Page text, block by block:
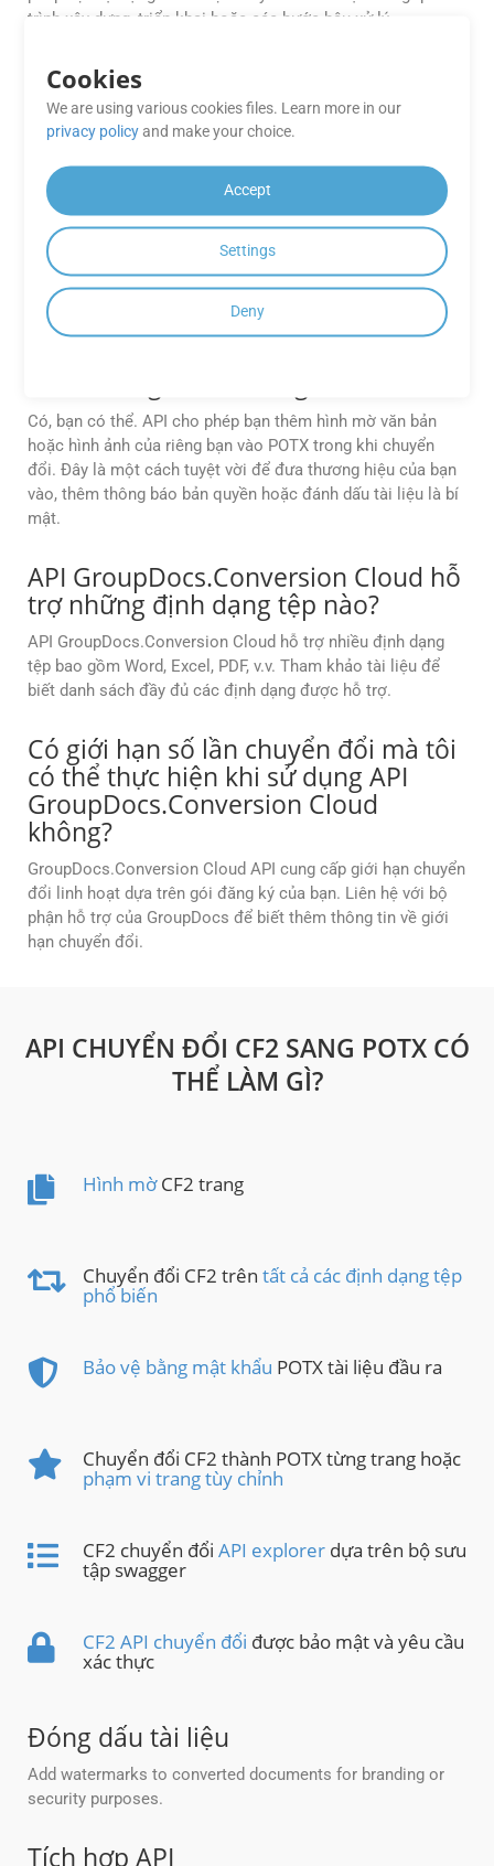
trình xây dựng, triển khai hoặc các bước hậu xử lý.
Tôi có thể tùy chỉnh định dạng đầu
ra (ví dụ: điều chỉnh chất lượng hình
ảnh, nén PDF hoặc phạm vi trang)
không?
Có, API cung cấp các tùy chọn tùy chỉnh nâng cao, chẳng
hạn như thiết lập chất lượng hình ảnh cho PDF, chỉ định
phạm vi trang để chuyển đổi và điều chỉnh mức độ nén.
Tham khảo tài liệu để biết chi tiết.
Tôi có thể thêm hình mờ của riêng
Có, bạn có thể. API cho phép bạn thêm hình mờ văn bản
hoặc hình ảnh của riêng bạn vào POTX trong khi chuyển
đổi. Đây là một cách tuyệt vời để đưa thương hiệu của bạn
vào, thêm thông báo bản quyền hoặc đánh dấu tài liệu là bí
mật.
API GroupDocs.Conversion Cloud hỗ
trợ những định dạng tệp nào?
API GroupDocs.Conversion Cloud hỗ trợ nhiều định dạng
tệp bao gồm Word, Excel, PDF, v.v. Tham khảo tài liệu để
biết danh sách đầy đủ các định dạng được hỗ trợ.
Có giới hạn số lần chuyển đổi mà tôi
có thể thực hiện khi sử dụng API
GroupDocs.Conversion Cloud
không?
GroupDocs.Conversion Cloud API cung cấp giới hạn chuyển
đổi linh hoạt dựa trên gói đăng ký của bạn. Liên hệ với bộ
phận hỗ trợ của GroupDocs để biết thêm thông tin về giới
hạn chuyển đổi.
API CHUYỂN ĐỔI CF2 SANG POTX CÓ
THỂ LÀM GÌ?
Hình mờCF2 trang
Chuyển đổi CF2 trên tất cả các định dạng tệp
phổ biến
Bảo vệ bằng mật khẩu POTX tài liệu đầu ra
Chuyển đổi CF2 thành POTX từng trang hoặc
phạm vi trang tùy chỉnh
CF2 chuyển đổi API explorer dựa trên bộ sưu
tập swagger
CF2 API chuyển đổi được bảo mật và yêu cầu
xác thực
Đóng dấu tài liệu
Add watermarks to converted documents for branding or
security purposes.
Tích hợp API
Cookies
We are using various cookies files. Learn more in our
privacy policyand make your choice.
Accept
Settings
Deny